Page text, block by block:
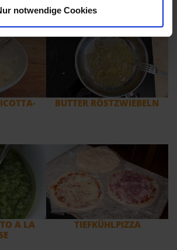
notwendige Cookies
BUTTER RÖSTZWIEBELN
A LA
TIEFKÜHLPIZZA